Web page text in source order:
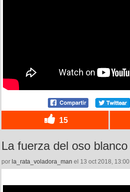
15
La fuerza del oso blanco
por la_rata_voladora_man el 13 oct 2018, 13:00